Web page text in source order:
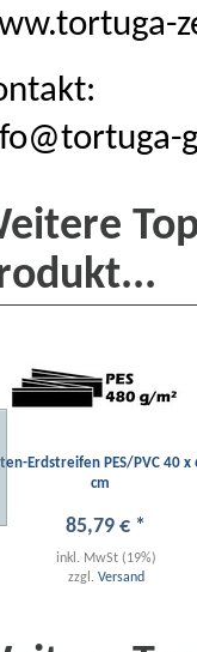
Erdstreifen PES/PVC 40 x
cm
85,79 € *
inkl. MwSt (19%)
zzgl. Versand